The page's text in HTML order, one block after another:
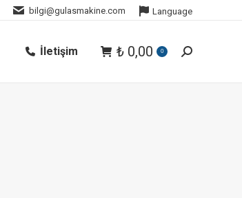
bilgi@gulasmakine.com Language
İletişim ₺ 0,00 0 Arama: